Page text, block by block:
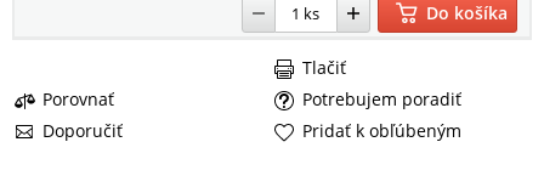
Do košíka
Porovnať
Potrebujem poradiť
Doporučiť
Tlačiť
Pridať k obľúbeným